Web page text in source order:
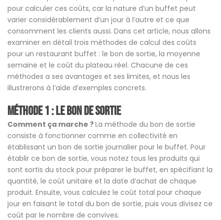
pour calculer ces coûts, car la nature d’un buffet peut
varier considérablement d’un jour à l’autre et ce que
consomment les clients aussi. Dans cet article, nous allons
examiner en détail trois méthodes de calcul des coûts
pour un restaurant buffet : le bon de sortie, la moyenne
semaine et le coût du plateau réel. Chacune de ces
méthodes a ses avantages et ses limites, et nous les
illustrerons à l’aide d’exemples concrets.
Méthode 1 : Le bon de sortie
Comment ça marche ?La méthode du bon de sortie
consiste à fonctionner comme en collectivité en
établissant un bon de sortie journalier pour le buffet. Pour
établir ce bon de sortie, vous notez tous les produits qui
sont sortis du stock pour préparer le buffet, en spécifiant la
quantité, le coût unitaire et la date d’achat de chaque
produit. Ensuite, vous calculez le coût total pour chaque
jour en faisant le total du bon de sortie, puis vous divisez ce
coût par le nombre de convives.